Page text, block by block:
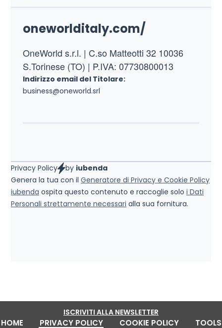
oneworlditaly.com/
OneWorld s.r.l. | C.so Matteotti 32 10036
S.Torinese (TO) | P.IVA: 07730800013
Indirizzo email del Titolare:
business@oneworld.srl
Privacy Policy by iubenda
Genera la tua con il Generatore di Privacy e Cookie Policy
iubenda ospita questo contenuto e raccoglie solo i Dati
Personali strettamente necessari alla sua fornitura.
ISCRIVITI ALLA NEWSLETTER
HOME PRIVACY POLICY COOKIE POLICY TOOLS